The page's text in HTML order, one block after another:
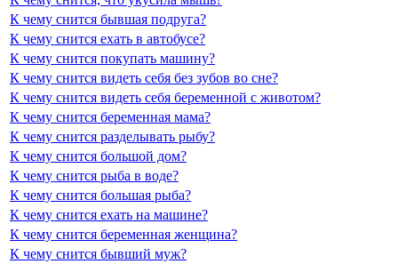
К чему снится бывшая подруга?
К чему снится ехать в автобусе?
К чему снится покупать машину?
К чему снится видеть себя без зубов во сне?
К чему снится видеть себя беременной с животом?
К чему снится беременная мама?
К чему снится разделывать рыбу?
К чему снится большой дом?
К чему снится рыба в воде?
К чему снится большая рыба?
К чему снится ехать на машине?
К чему снится беременная женщина?
К чему снится бывший муж?